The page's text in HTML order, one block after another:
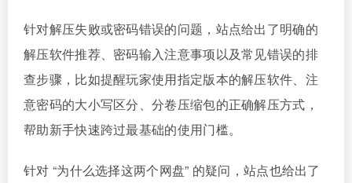
针对解压失败或密码错误的问题，站点给出了明确的
解压软件推荐、密码输入注意事项以及常见错误的排
查步骤，比如提醒玩家使用指定版本的解压软件、注
意密码的大小写区分、分卷压缩包的正确解压方式，
帮助新手快速跨过最基础的使用门槛。
针对 “为什么选择这两个网盘” 的疑问，站点也给出了